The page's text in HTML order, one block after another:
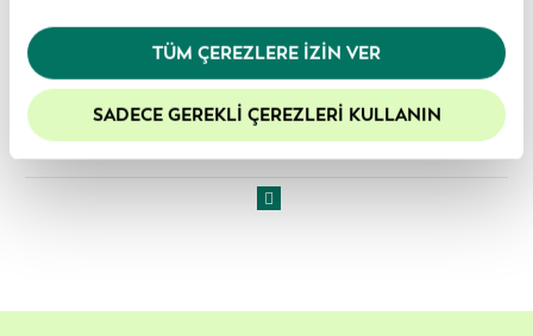
Gizlilik Politikamız
’ı inceleyiniz.
Web sitemizdeki deneyiminizi geliştirmek için
çerezleri etkin tutmanızı öneririz.
TÜM ÇEREZLERE İZIN VER
SADECE GEREKLI ÇEREZLERI KULLANIN